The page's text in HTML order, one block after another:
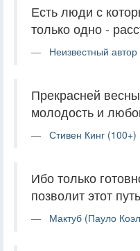
Есть люди с
только одно -
Неизвестный
Прекрасней
молодость и
Стивен Кинг (100+)
Ибо только
позволит этот
Мактуб (Пауло